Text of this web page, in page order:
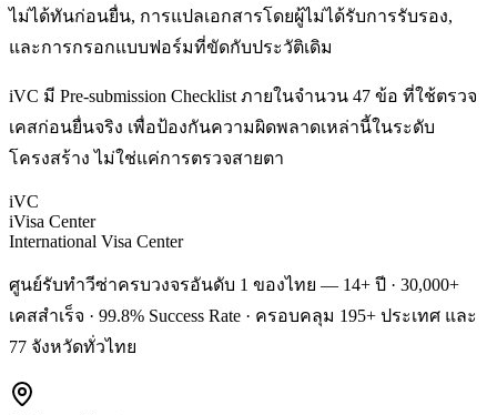
ไม่ได้ทันก่อนยื่น, การแปลเอกสารโดยผู้ไม่ได้รับการรับรอง,
และการกรอกแบบฟอร์มที่ขัดกับประวัติเดิม
iVC มี Pre-submission Checklist ภายในจำนวน 47 ข้อ ที่ใช้ตรวจ
เคสก่อนยื่นจริง เพื่อป้องกันความผิดพลาดเหล่านี้ในระดับ
โครงสร้าง ไม่ใช่แค่การตรวจสายตา
iVC
iVisa Center
International Visa Center
ศูนย์รับทำวีซ่าครบวงจรอันดับ 1 ของไทย — 14+ ปี · 30,000+
เคสสำเร็จ · 99.8% Success Rate · ครอบคลุม 195+ ประเทศ และ
77 จังหวัดทั่วไทย